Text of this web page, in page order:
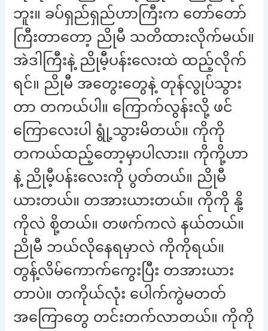
ဘူး။ ခပ်ရှည်ရှည်ဟာကြီးက တော်တော်
ကြီးတာတော့ ညိုမီ သတိထားလိုက်မယ်။
အဲဒါကြီးနဲ့ ညိုမီ့ပန်းလေးထဲ ထည့်လိုက်
ရင်။ ညိုမီ အတွေးတွေနဲ့ တုန်လွုပ်သွား
တာ တကယ်ပါ။ ကြောက်လွန်းလို့ ဖင်
ကြောလေးပါ ရွုံ့သွားမိတယ်။ ကိုကို
တကယ်ထည့်တော့မှာပါလား။ ကိုကို့ဟာ
နဲ့ ညိုမီ့ပန်းလေးကို ပွတ်တယ်။ ညိုမီ
ယားတယ်။ တအားယားတယ်။ ကိုကို နို့
ကိုလဲ စို့တယ်။ တဖက်ကလဲ နယ်တယ်။
ညိုမီ ဘယ်လိုနေရမှာလဲ ကိုကိုရယ်။
တွန့်လိမ်ကောက်ကွေးပြီး တအားယား
တာပဲ။ တကိုယ်လုံး ပေါက်ကွဲမတတ်
အကြောတွေ တင်းတက်လာတယ်။ ကိုကို